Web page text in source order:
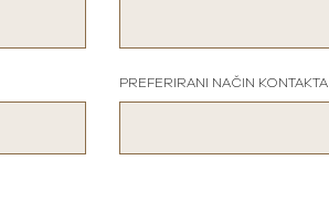
PREFERIRANI NAČIN KONTAKTA